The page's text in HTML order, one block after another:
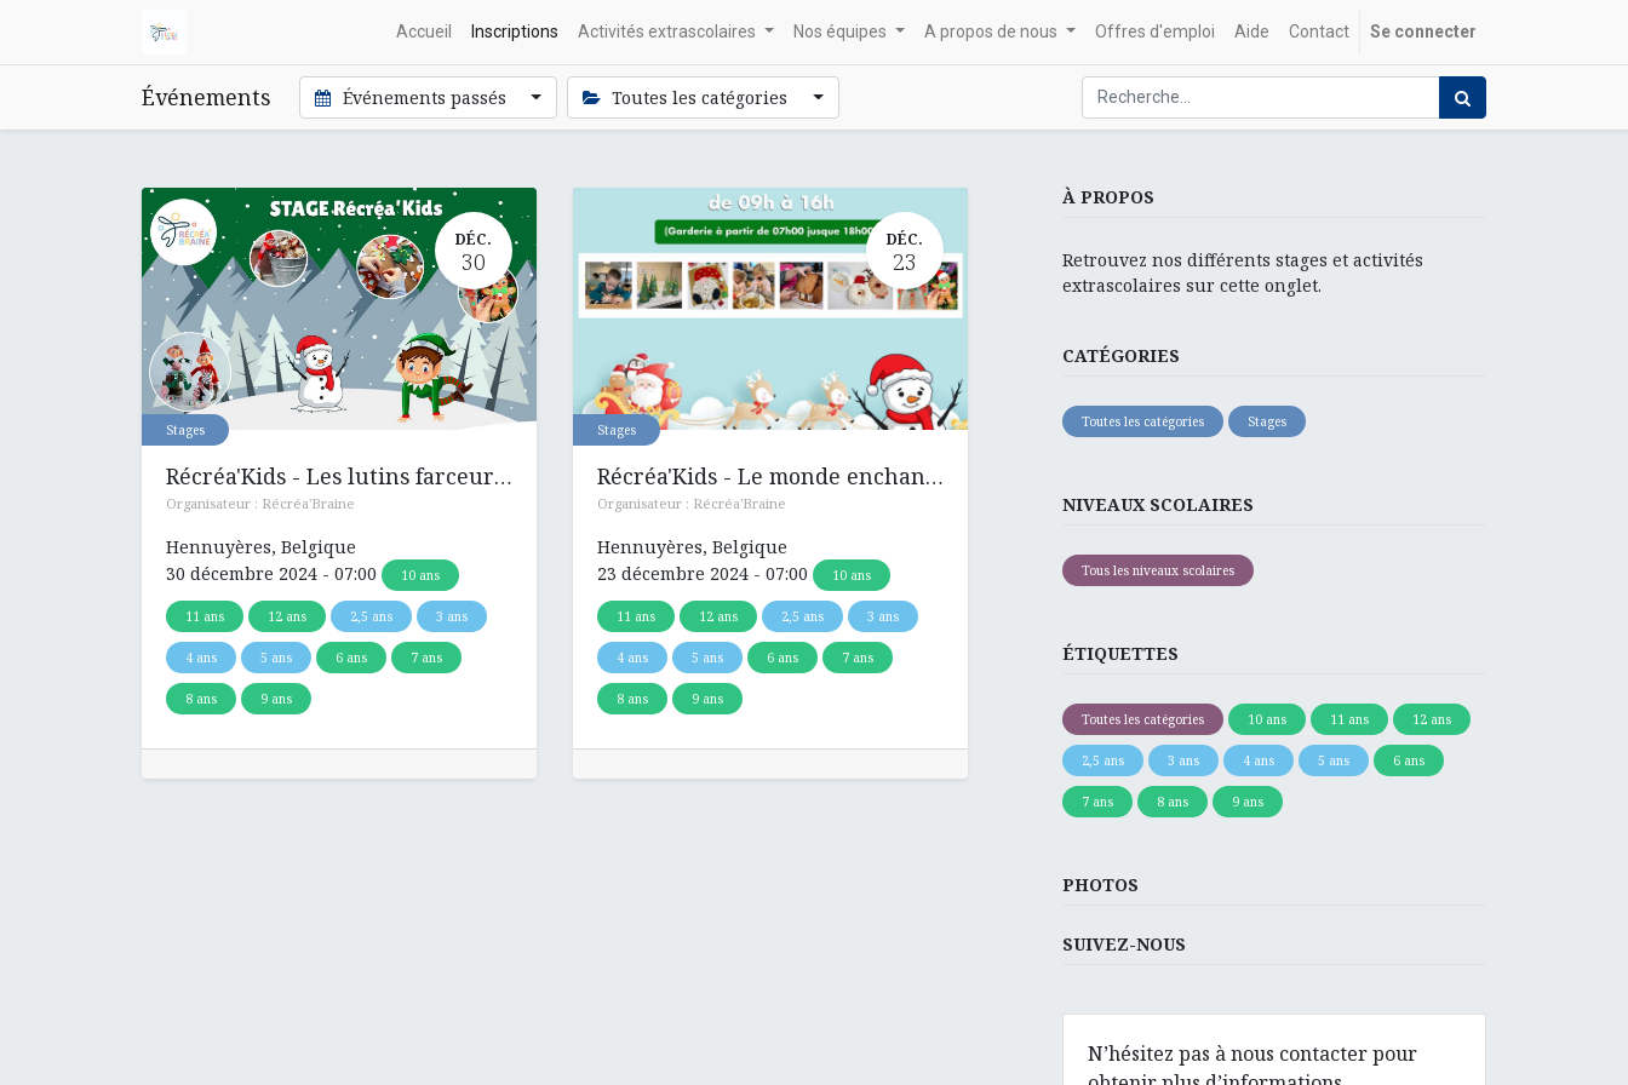
Accueil Inscriptions Activités extrascolaires Nos équipes A propos de nous Offres d'emploi Aide Contact Se connecter
Événements Événements passés Toutes les catégories
DÉC.
30
Stages
Récréa'Kids - Les lutins farceurs découvrent l'hiver
Organisateur : Récréa'Braine
Hennuyères, Belgique
30 décembre 2024 - 07:00 10 ans
11 ans 12 ans 2,5 ans 3 ans
4 ans 5 ans 6 ans 7 ans
8 ans 9 ans
DÉC.
23
Stages
Récréa'Kids - Le monde enchanté de Noël
Organisateur : Récréa'Braine
Hennuyères, Belgique
23 décembre 2024 - 07:00 10 ans
11 ans 12 ans 2,5 ans 3 ans
4 ans 5 ans 6 ans 7 ans
8 ans 9 ans
À PROPOS
Retrouvez nos différents stages et activités
extrascolaires sur cette onglet.
CATÉGORIES
Toutes les catégories Stages
NIVEAUX SCOLAIRES
Tous les niveaux scolaires
ÉTIQUETTES
Toutes les catégories 10 ans 11 ans 12 ans
2,5 ans 3 ans 4 ans 5 ans 6 ans
7 ans 8 ans 9 ans
PHOTOS
SUIVEZ-NOUS
N’hésitez pas à nous contacter pour